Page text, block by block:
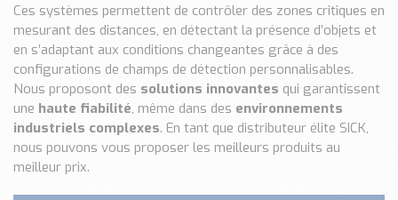
Ces systèmes permettent de contrôler des zones critiques en
mesurant des distances, en détectant la présence d’objets et
en s’adaptant aux conditions changeantes grâce à des
configurations de champs de détection personnalisables.
Nous proposont des solutions innovantes qui garantissent
une haute fiabilité, même dans des environnements
industriels complexes. En tant que distributeur élite SICK,
nous pouvons vous proposer les meilleurs produits au
meilleur prix.